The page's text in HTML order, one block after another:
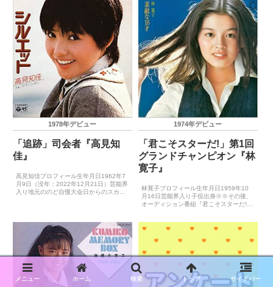
（最優秀新人賞）－主要音楽祭受賞歴
（大賞）－ゴールデ...
め）主要音楽祭受賞歴（最優秀新人賞）
－主要音楽祭受賞...
1978年デビュー
「追跡」司会者『高見知
佳』
高見知佳プロフィール生年月日1962年7
月9日（没年：2022年12月21日）芸能界
入り地元ののど自慢大会日からのスカウ
受賞歴...
1974年デビュー
「君こそスターだ!」第1回
グランドチャンピオン『林
寛子』
林寛子プロフィール生年月日1959年10
月16日芸能界入り子役出身※※その後、
オーディション番組『君こそスターだ!』
日（ほほえみ）主要音楽祭受賞歴（最優
メニュー ホーム 検索 トップ サイドバー